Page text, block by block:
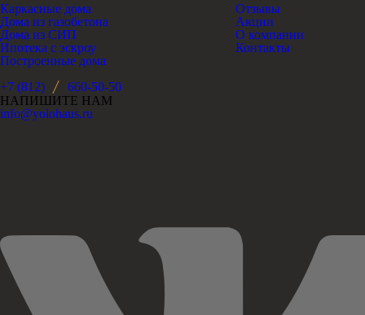
Каркасные дома
Дома из газобетона
Дома из СИП
Ипотека с эскроу
Построенные дома
Отзывы
Акции
О компании
Контакты
+7 (812)
660-50-50
НАПИШИТЕ НАМ
info@yolohaus.ru